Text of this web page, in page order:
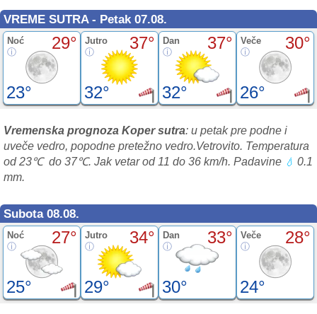
VREME SUTRA - Petak 07.08.
Noć 29°
23°
Jutro 37°
32°
Dan 37°
32°
Veče 30°
26°
Vremenska prognoza Koper sutra: u petak pre podne i
uveče vedro, popodne pretežno vedro.Vetrovito. Temperatura
od 23℃ do 37℃. Jak vetar od 11 do 36 km/h. Padavine 💧 0.1
mm.
Subota 08.08.
Noć 27°
25°
Jutro 34°
29°
Dan 33°
30°
Veče 28°
24°